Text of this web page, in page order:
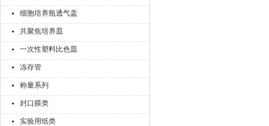
细胞培养瓶透气盖
共聚焦培养皿
一次性塑料比色皿
冻存管
称量系列
封口膜类
实验用纸类